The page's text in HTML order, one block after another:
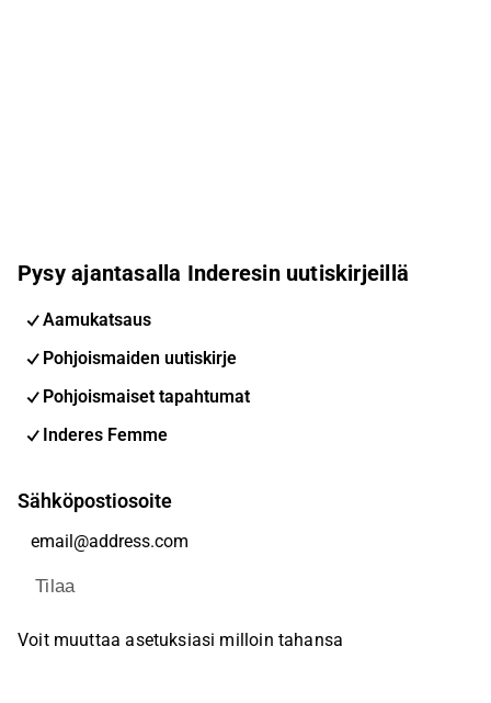
Pysy ajantasalla Inderesin uutiskirjeillä
Aamukatsaus
Pohjoismaiden uutiskirje
Pohjoismaiset tapahtumat
Inderes Femme
Sähköpostiosoite
Tilaa
Voit muuttaa asetuksiasi milloin tahansa